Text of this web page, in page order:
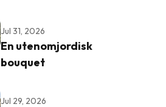
Jul 31, 2026
En utenomjordisk
bouquet
Jul 29, 2026